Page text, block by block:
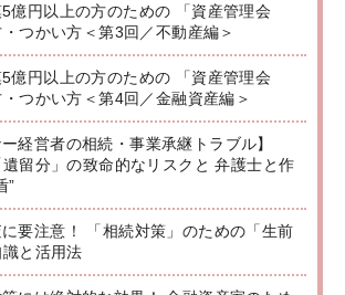
億円以上の方のための 「資産管理会
つかい方＜第3回／不動産編＞
億円以上の方のための 「資産管理会
つかい方＜第4回／金融資産編＞
経営者の相続・事業承継トラブル】
遺留分」の致命的なリスクと 弁護士と作
”
要注意！ 「相続対策」のための「生前
と活用法